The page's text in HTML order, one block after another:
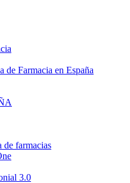
de Farmacia en España
de farmacias
3.0